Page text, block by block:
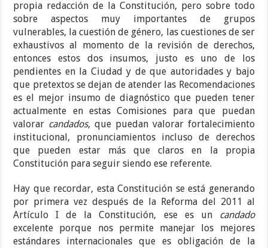
propia redacción de la Constitución, pero sobre todo
sobre aspectos muy importantes de grupos
vulnerables, la cuestión de género, las cuestiones de ser
exhaustivos al momento de la revisión de derechos,
entonces estos dos insumos, justo es uno de los
pendientes en la Ciudad y de que autoridades y bajo
que pretextos se dejan de atender las Recomendaciones
es el mejor insumo de diagnóstico que pueden tener
actualmente en estas Comisiones para que puedan
valorar candados, que puedan valorar fortalecimiento
institucional, pronunciamientos incluso de derechos
que pueden estar más que claros en la propia
Constitución para seguir siendo ese referente.
Hay que recordar, esta Constitución se está generando
por primera vez después de la Reforma del 2011 al
Artículo I de la Constitución, ese es un candado
excelente porque nos permite manejar los mejores
estándares internacionales que es obligación de la